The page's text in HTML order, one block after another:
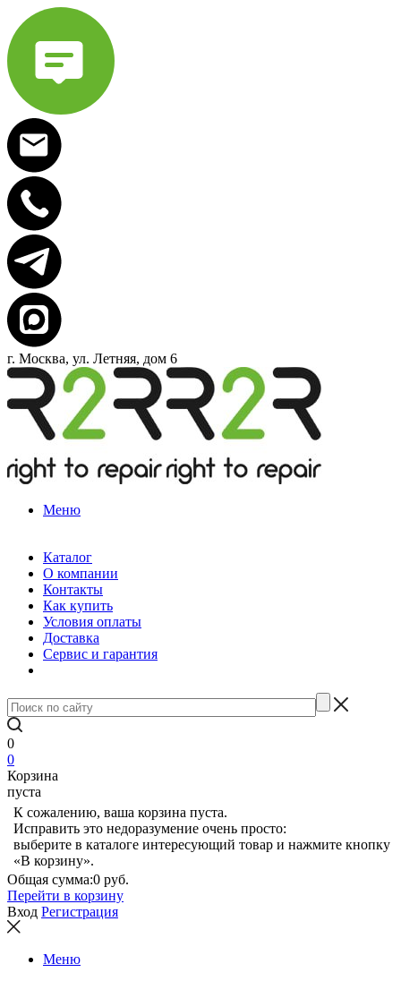
г. Москва, ул. Летняя, дом 6
Меню
Каталог
О компании
Контакты
Как купить
Условия оплаты
Доставка
Сервис и гарантия
0
0
Корзина
пуста
К сожалению, ваша корзина пуста.
Исправить это недоразумение очень просто:
выберите в каталоге интересующий товар и нажмите кнопку
«В корзину».
Общая сумма:0 руб.
Перейти в корзину
Вход Регистрация
Меню